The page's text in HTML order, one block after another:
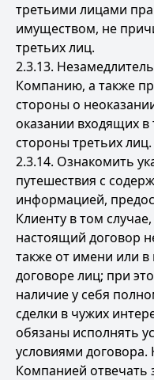
третьими лицами
имуществом, не
третьих лиц.
2.3.13.
Компанию, а также
стороны о
оказании входящих в
стороны третьих лиц.
2.3.14. Ознакомить
путешествия с
информацией,
Клиенту в том
настоящий договор
также от имени или в
договоре лиц; при
наличие у себя
сделки в чужих
обязаны исполнять
условиями договора.
Компанией отвечать